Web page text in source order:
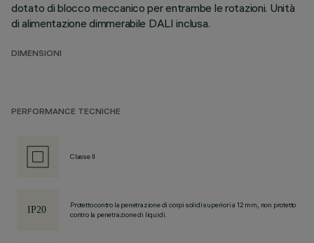
dotato di blocco meccanico per entrambe le rotazioni. Unità
di alimentazione dimmerabile DALI inclusa.
DIMENSIONI
PERFORMANCE TECNICHE
Classe II
Protetto contro la penetrazione di corpi solidi superiori a 12 mm, non protetto
contro la penetrazione di liquidi.